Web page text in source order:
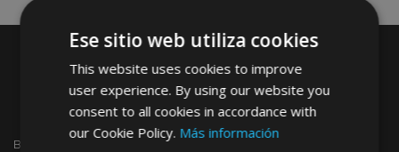
Bienvenido a VTVAUTO
Ese sitio web utiliza cookies
This website uses cookies to improve
user experience. By using our website you
consent to all cookies in accordance with
our Cookie Policy. Más información